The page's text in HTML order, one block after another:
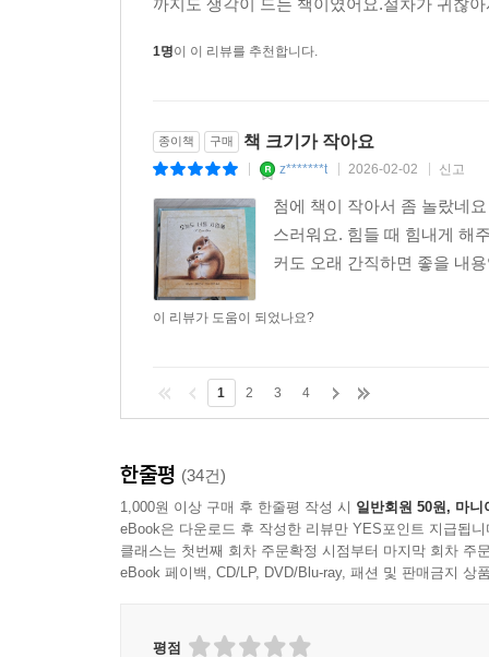
까지도 생각이 드는 책이였어요.절차가 귀찮
1명이 이 리뷰를 추천합니다.
종이책 구매 책 크기가 작아요
z*******t 2026-02-02 신고
첨에 책이 작아서 좀 놀랐네
스러워요. 힘들 때 힘내게 해
커도 오래 간직하면 좋을 내
이 리뷰가 도움이 되었나요?
1 2 3 4
한줄평 (34건)
1,000원 이상 구매 후 한줄평 작성 시 일반회원 50원, 마니
eBook은 다운로드 후 작성한 리뷰만 YES포인트 지급됩니
클래스는 첫번째 회차 주문확정 시점부터 마지막 회차 주
eBook 페이백, CD/LP, DVD/Blu-ray, 패션 및 판매금지 상
평점